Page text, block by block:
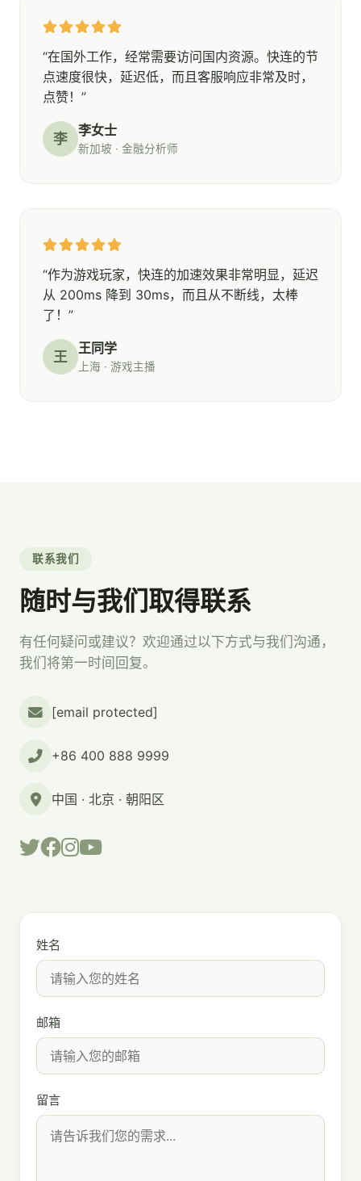
“在国外工作，经常需要访问国内资源。快连的节
点速度很快，延迟低，而且客服响应非常及时，
点赞！”
李 李女士
新加坡 · 金融分析师
“作为游戏玩家，快连的加速效果非常明显，延迟
从 200ms 降到 30ms，而且从不断线，太棒
了！”
王 王同学
上海 · 游戏主播
联系我们
随时与我们取得联系
有任何疑问或建议？欢迎通过以下方式与我们沟通，
我们将第一时间回复。
[email protected]
+86 400 888 9999
中国 · 北京 · 朝阳区
姓名
邮箱
留言